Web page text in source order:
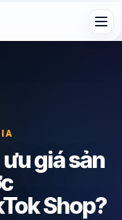
giá sản
Shop?